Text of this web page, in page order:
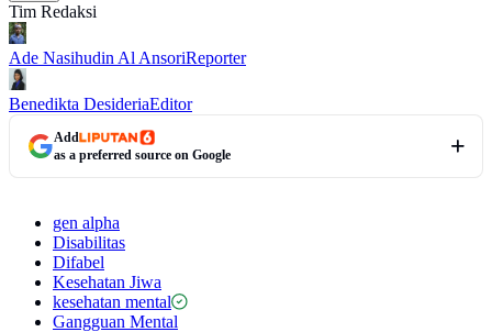
Tim Redaksi
Ade Nasihudin Al AnsoriReporter
Benedikta DesideriaEditor
Add
as a preferred source on Google
gen alpha
Disabilitas
Difabel
Kesehatan Jiwa
kesehatan mental
Gangguan Mental